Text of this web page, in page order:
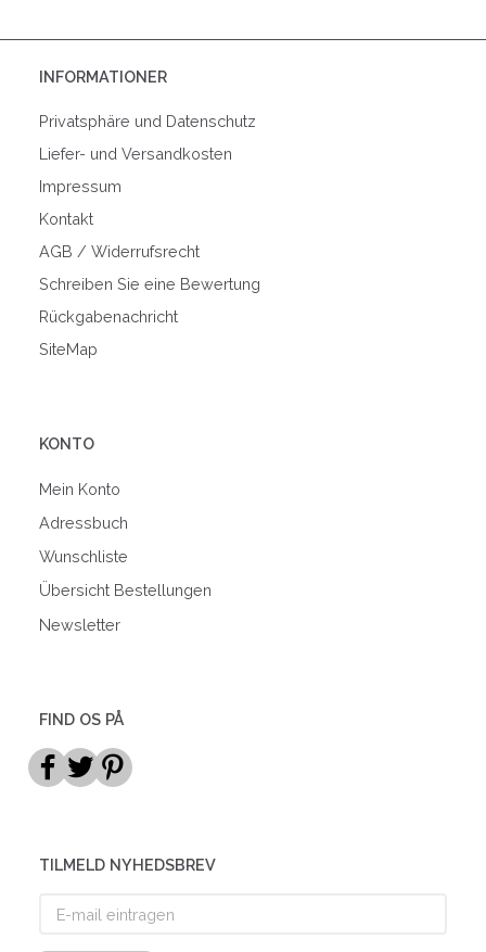
INFORMATIONER
Privatsphäre und Datenschutz
Liefer- und Versandkosten
Impressum
Kontakt
AGB / Widerrufsrecht
Schreiben Sie eine Bewertung
Rückgabenachricht
SiteMap
KONTO
Mein Konto
Adressbuch
Wunschliste
Übersicht Bestellungen
Newsletter
FIND OS PÅ
TILMELD NYHEDSBREV
mail